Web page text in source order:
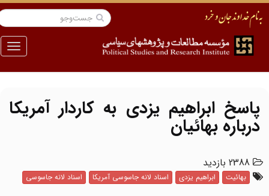
منو
پاسخ ابراهیم یزدی به کاردار آمریکا
درباره بهائیان
2388 بازدید
بهائیت ابراهیم یزدی اسناد لانه جاسوسی آمریکا اسناد لانه جاسوسی